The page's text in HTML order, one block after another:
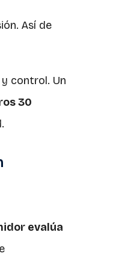
Así de
control. Un
30
evalúa